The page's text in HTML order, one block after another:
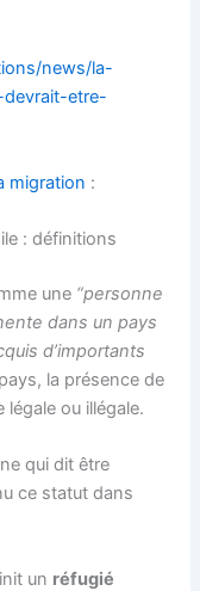
news/la-
etre-
migration :
: définitions
une “personne
dans un pays
d’importants
la présence de
ou illégale.
qui dit être
ce statut dans
un réfugié